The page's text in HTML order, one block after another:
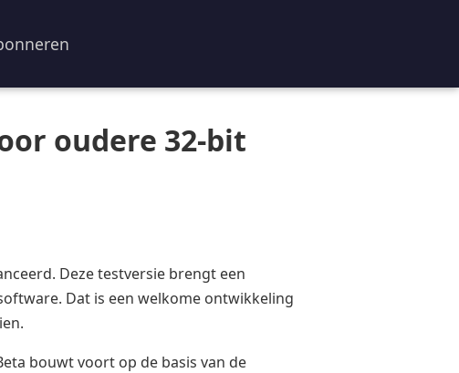
oudere 32-bit
Deze testversie brengt een
Dat is een welkome ontwikkeling
bouwt voort op de basis van de